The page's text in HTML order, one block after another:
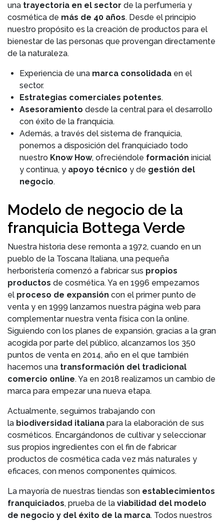
una trayectoria en el sector de la perfumería y
cosmética de más de 40 años. Desde el principio
nuestro propósito es la creación de productos para el
bienestar de las personas que provengan directamente
de la naturaleza.
Experiencia de una marca consolidada en el
sector.
Estrategias comerciales potentes.
Asesoramiento desde la central para el desarrollo
con éxito de la franquicia.
Además, a través del sistema de franquicia,
ponemos a disposición del franquiciado todo
nuestro Know How, ofreciéndole formación inicial
y continua, y apoyo técnico y de gestión del
negocio.
Modelo de negocio de la
franquicia Bottega Verde
Nuestra historia dese remonta a 1972, cuando en un
pueblo de la Toscana Italiana, una pequeña
herboristería comenzó a fabricar sus propios
productos de cosmética. Ya en 1996 empezamos
el proceso de expansión con el primer punto de
venta y en 1999 lanzamos nuestra página web para
complementar nuestra venta física con la online.
Siguiendo con los planes de expansión, gracias a la gran
acogida por parte del público, alcanzamos los 350
puntos de venta en 2014, año en el que también
hacemos una transformación del tradicional
comercio online. Ya en 2018 realizamos un cambio de
marca para empezar una nueva etapa.
Actualmente, seguimos trabajando con
la biodiversidad italiana para la elaboración de sus
cosméticos. Encargándonos de cultivar y seleccionar
sus propios ingredientes con el fin de fabricar
productos de cosmética cada vez más naturales y
eficaces, con menos componentes químicos.
La mayoría de nuestras tiendas son establecimientos
franquiciados, prueba de la viabilidad del modelo
de negocio y del éxito de la marca. Todos nuestros